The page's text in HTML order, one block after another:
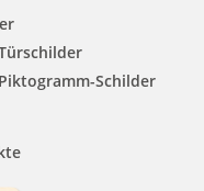
Schilder